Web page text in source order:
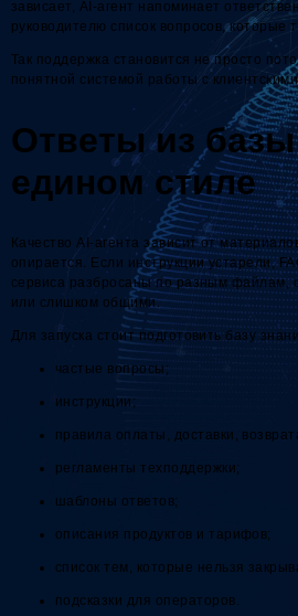
зависает, AI-агент напоминает
руководителю список вопросов, которые
Так поддержка становится не просто
понятной системой работы с
Ответы из
едином стиле
Качество AI-агента зависит от
опирается. Если инструкции устарели,
сервиса разбросаны по разным файлам,
или слишком общими.
Для запуска стоит подготовить базу
частые вопросы;
инструкции;
правила оплаты, доставки,
регламенты техподдержки;
шаблоны ответов;
описания продуктов и тарифов;
список тем, которые нельзя
подсказки для операторов.